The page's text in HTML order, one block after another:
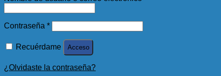
Contraseña *
Recuérdame Acceso
¿Olvidaste la contraseña?